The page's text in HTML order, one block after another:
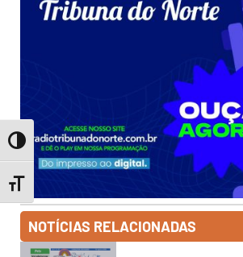
Toggle High Contrast
Toggle Font size
NOTÍCIAS RELACIONADAS